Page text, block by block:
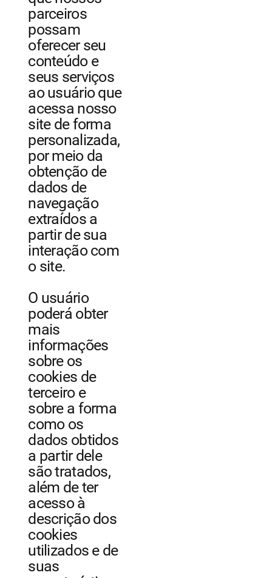
parceiros
possam
oferecer seu
conteúdo e
seus serviços
ao usuário que
acessa nosso
site de forma
personalizada,
por meio da
obtenção de
dados de
navegação
extraídos a
partir de sua
interação com
o site.
O usuário
poderá obter
mais
informações
sobre os
cookies de
terceiro e
sobre a forma
como os
dados obtidos
a partir dele
são tratados,
além de ter
acesso à
descrição dos
cookies
utilizados e de
suas